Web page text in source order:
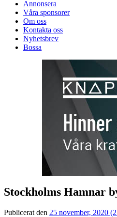
Annonsera
Våra sponsorer
Om oss
Kontakta oss
Nyhetsbrev
Bossa
Stockholms Hamnar
Publicerat den 25 november, 2020